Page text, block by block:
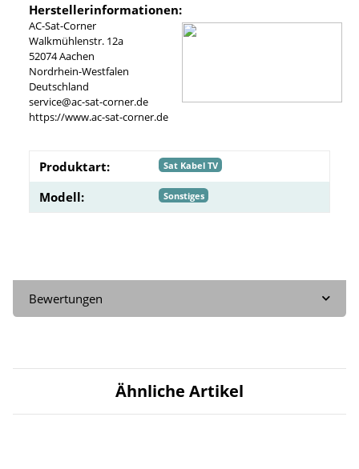
Herstellerinformationen:
AC-Sat-Corner
Walkmühlenstr. 12a
52074 Aachen
Nordrhein-Westfalen
Deutschland
service@ac-sat-corner.de
https://www.ac-sat-corner.de
Produktart: Sat Kabel TV
Modell: Sonstiges
Bewertungen
Ähnliche Artikel